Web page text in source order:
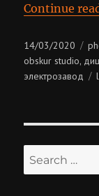
Continue
Posted
on
14/03/2020
obskur studio,
электрозавод
Search
for: